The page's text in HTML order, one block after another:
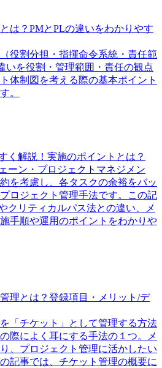
は？PMとPLの違いをわかりやす
役割分担・指揮命令系統・責任範
いを役割・管理範囲・責任の観点
体制図を考える際の基本ポイント
。
く解説！実施のポイントとは？
ーン・プロジェクトマネジメン
を考慮し、各タスクの余裕をバッ
ロジェクト管理手法です。この記
クリティカルパス法との違い、メ
手順や運用のポイントをわかりや
理とは？登録項目・メリット/デ
「チケット」として管理する方法
際によく耳にする手法の１つ。メ
、プロジェクト管理に活かしたい
記事では、チケット管理の概要に